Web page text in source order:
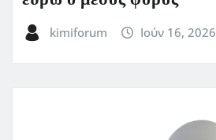
kimiforum Ιούν 16, 2026